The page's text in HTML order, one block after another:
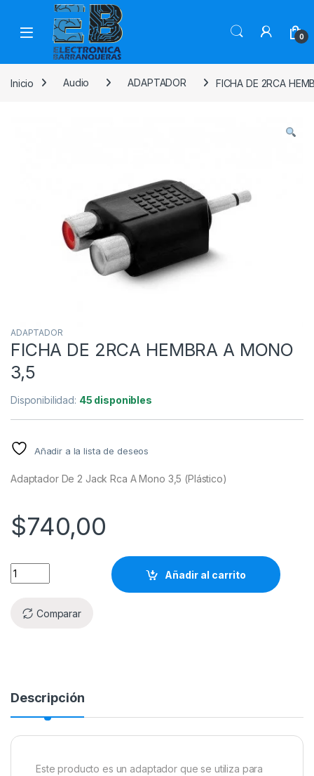
0
Inicio Audio ADAPTADOR FICHA DE 2RCA
ADAPTADOR
FICHA DE 2RCA HEMBRA A MONO
3,5
Disponibilidad: 45 disponibles
Añadir a la lista de deseos
Adaptador De 2 Jack Rca A Mono 3,5 (Plástico)
$740,00
Añadir al carrito
Comparar
Descripción
Este producto es un adaptador que se utiliza para